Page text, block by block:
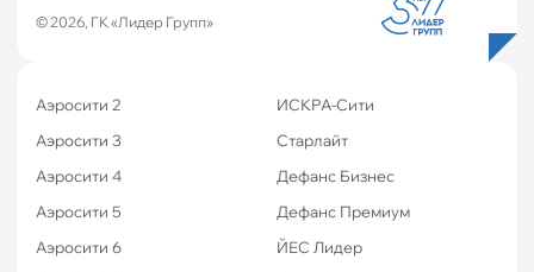
© 2026, ГК «Лидер Групп»
Аэросити 2
Аэросити 3
Аэросити 4
Аэросити 5
Аэросити 6
ИСКРА-Сити
Старлайт
Дефанс Бизнес
Дефанс Премиум
ЙЕС Лидер